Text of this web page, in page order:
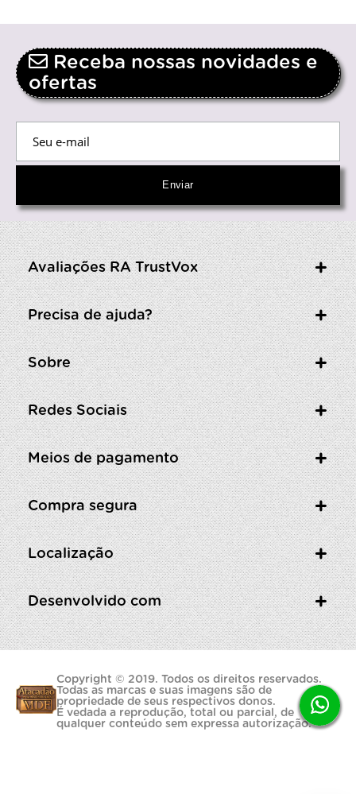
Receba nossas novidades e
ofertas
Avaliações RA TrustVox
Precisa de ajuda?
Sobre
Redes Sociais
Meios de pagamento
Compra segura
Localização
Desenvolvido com
Copyright © 2019. Todos os direitos reservados.
Todas as marcas e suas imagens são de
propriedade de seus respectivos donos.
É vedada a reprodução, total ou parcial, de
qualquer conteúdo sem expressa autorização.